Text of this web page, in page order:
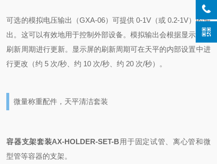
可选的模拟电压输出（GXA-06）可提供 0-1V（或 0.2-1V）的输
出。这可以有效地用于控制外部设备。模拟输出会根据显示屏的
刷新周期进行更新。显示屏的刷新周期可在天平的内部设置中进
行更改（约 5 次/秒、约 10 次/秒、约 20 次/秒）。
微量称重配件，天平清洁套装
容器支架套装AX-HOLDER-SET-B 用于固定试管、离心管和微
型管等容器的支架。